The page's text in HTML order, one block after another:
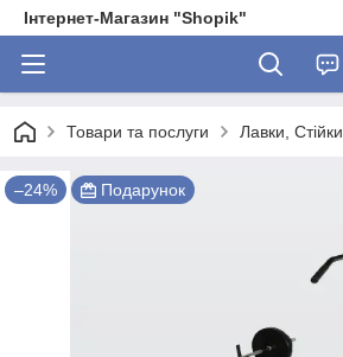
Інтернет-Магазин "Shopik"
Товари та послуги Лавки, Стійки
–24% Подарунок